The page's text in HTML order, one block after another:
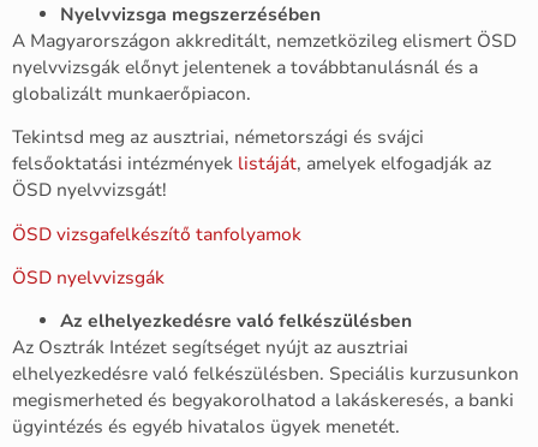
Nyelvvizsga megszerzésében
A Magyarországon akkreditált, nemzetközileg elismert ÖSD
nyelvvizsgák előnyt jelentenek a továbbtanulásnál és a
globalizált munkaerőpiacon.
Tekintsd meg az ausztriai, németországi és svájci
felsőoktatási intézmények listáját, amelyek elfogadják az
ÖSD nyelvvizsgát!
ÖSD vizsgafelkészítő tanfolyamok
ÖSD nyelvvizsgák
Az elhelyezkedésre való felkészülésben
Az Osztrák Intézet segítséget nyújt az ausztriai
elhelyezkedésre való felkészülésben. Speciális kurzusunkon
megismerheted és begyakorolhatod a lakáskeresés, a banki
ügyintézés és egyéb hivatalos ügyek menetét.